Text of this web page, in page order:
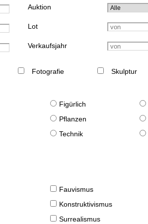
Auktion
Lot
Verkaufsjahr
Fotografie Skulptur
Figürlich
Pflanzen
Technik
Fauvismus
Konstruktivismus
Surrealismus